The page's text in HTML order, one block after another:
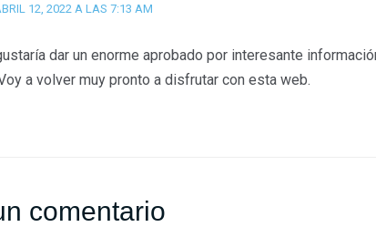
12, 2022 A LAS 7:13 AM
dar un enorme aprobado por interesante
a volver muy pronto a disfrutar con esta web.
comentario